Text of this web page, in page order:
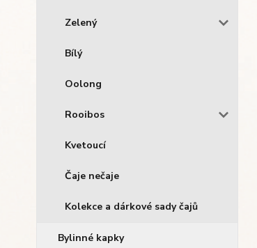
Zelený
Bílý
Oolong
Rooibos
Kvetoucí
Čaje nečaje
Kolekce a dárkové sady čajů
Bylinné kapky